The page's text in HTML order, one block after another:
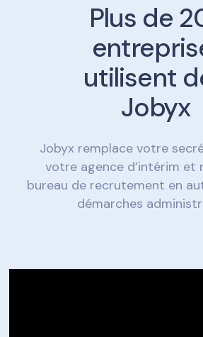
Plus de
utilisent
Jobyx
Jobyx remplace votre
votre agence d’intérim et
bureau de recrutement en
démarches